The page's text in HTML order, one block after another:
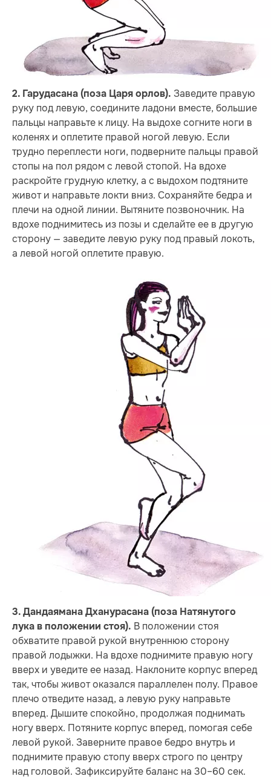
2. Гарудасана (поза Царя орлов). Заведите правую
руку под левую, соедините ладони вместе, большие
пальцы направьте к лицу. На выдохе согните ноги в
коленях и оплетите правой ногой левую. Если
трудно переплести ноги, подверните пальцы правой
стопы на пол рядом с левой стопой. На вдохе
раскройте грудную клетку, а с выдохом подтяните
живот и направьте локти вниз. Сохраняйте бедра и
плечи на одной линии. Вытяните позвоночник. На
вдохе поднимитесь из позы и сделайте ее в другую
сторону — заведите левую руку под правый локоть,
а левой ногой оплетите правую.
3. Дандаямана Дханурасана (поза Натянутого
лука в положении стоя). В положении стоя
обхватите правой рукой внутреннюю сторону
правой лодыжки. На вдохе поднимите правую ногу
вверх и уведите ее назад. Наклоните корпус вперед
так, чтобы живот оказался параллелен полу. Правое
плечо отведите назад, а левую руку направьте
вперед. Дышите спокойно, продолжая поднимать
ногу вверх. Потяните корпус вперед, помогая себе
левой рукой. Заверните правое бедро внутрь и
поднимите правую стопу вверх строго по центру
над головой. Зафиксируйте баланс на 30–60 сек.